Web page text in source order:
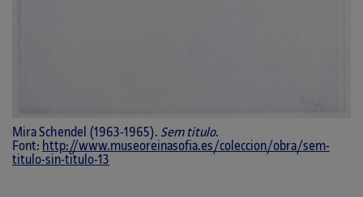
Mira Schendel (1963-1965). Sem titulo.
Font: http://www.museoreinasofia.es/coleccion/obra/sem-
titulo-sin-titulo-13